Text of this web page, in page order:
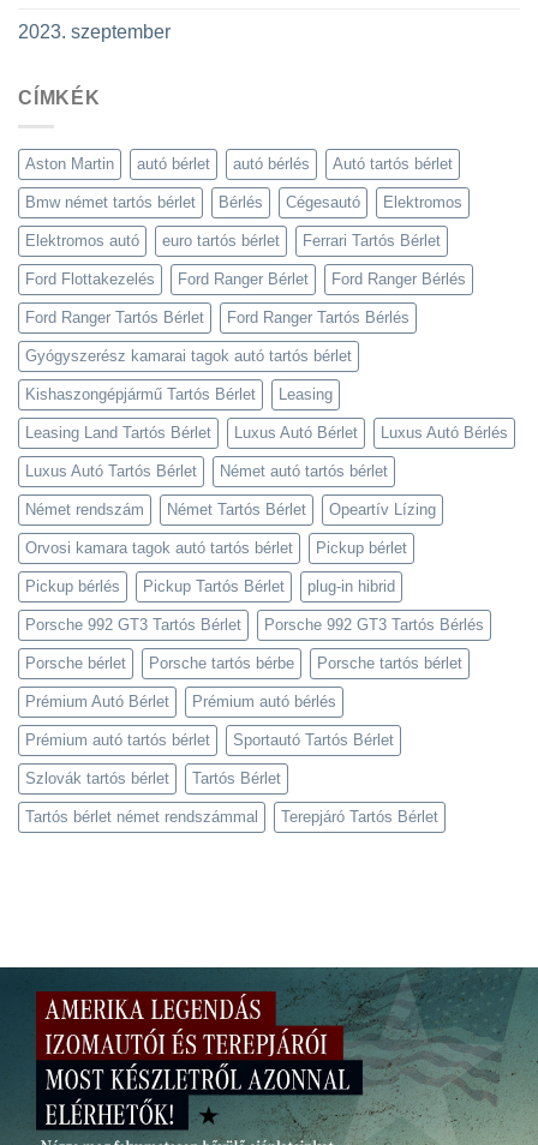
2023. szeptember
CÍMKÉK
Aston Martin autó bérlet autó bérlés Autó tartós bérlet
Bmw német tartós bérlet Bérlés Cégesautó Elektromos
Elektromos autó euro tartós bérlet Ferrari Tartós Bérlet
Ford Flottakezelés Ford Ranger Bérlet Ford Ranger Bérlés
Ford Ranger Tartós Bérlet Ford Ranger Tartós Bérlés
Gyógyszerész kamarai tagok autó tartós bérlet
Kishaszongépjármű Tartós Bérlet Leasing
Leasing Land Tartós Bérlet Luxus Autó Bérlet Luxus Autó Bérlés
Luxus Autó Tartós Bérlet Német autó tartós bérlet
Német rendszám Német Tartós Bérlet Opeartív Lízing
Orvosi kamara tagok autó tartós bérlet Pickup bérlet
Pickup bérlés Pickup Tartós Bérlet plug-in hibrid
Porsche 992 GT3 Tartós Bérlet Porsche 992 GT3 Tartós Bérlés
Porsche bérlet Porsche tartós bérbe Porsche tartós bérlet
Prémium Autó Bérlet Prémium autó bérlés
Prémium autó tartós bérlet Sportautó Tartós Bérlet
Szlovák tartós bérlet Tartós Bérlet
Tartós bérlet német rendszámmal Terepjáró Tartós Bérlet